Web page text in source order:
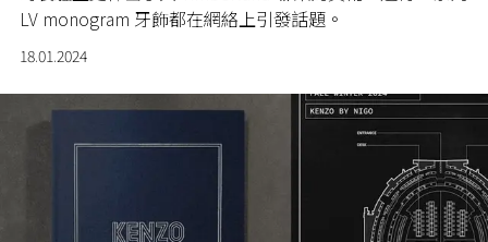
LV monogram 牙飾都在網絡上引發話題。
18.01.2024